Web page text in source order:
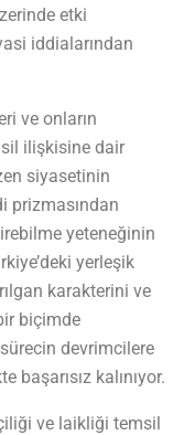
etki
iddialarından
ve onların
ilişkisine dair
siyasetinin
prizmasından
yeteneğinin
yerleşik
karakterini ve
biçimde
devrimcilere
başarısız kalınıyor.
ve laikliği temsil